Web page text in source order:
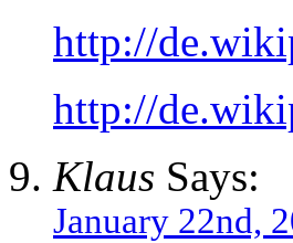
http://
http://
Klaus Says:
January 22nd,